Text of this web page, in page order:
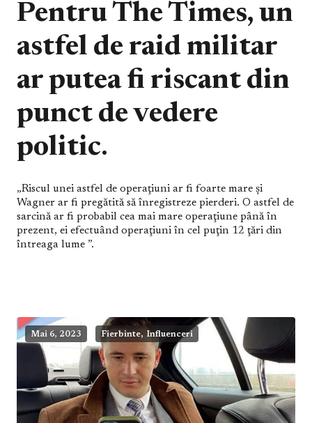
Pentru The Times, un
astfel de raid militar
ar putea fi riscant din
punct de vedere
politic.
„Riscul unei astfel de operaţiuni ar fi foarte mare şi
Wagner ar fi pregătită să înregistreze pierderi. O astfel de
sarcină ar fi probabil cea mai mare operaţiune până în
prezent, ei efectuând operaţiuni în cel puţin 12 ţări din
întreaga lume ”.
Mai 6, 2023 Fierbinte, Influenceri